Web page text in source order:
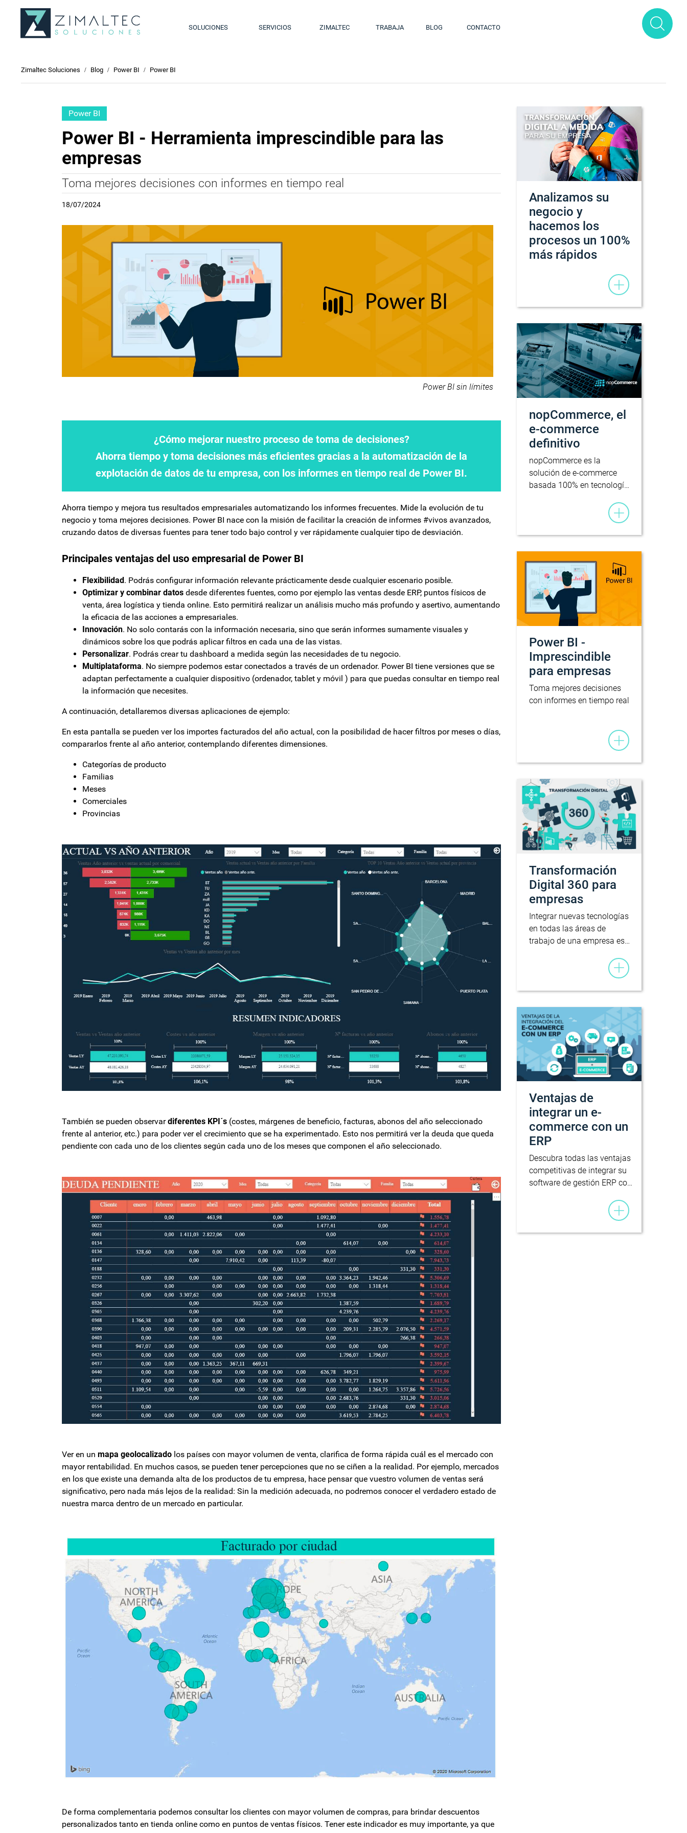
SOLUCIONES SERVICIOS ZIMALTEC TRABAJA BLOG CONTACTO
Zimaltec Soluciones Blog Power BI Power BI
Power BI
Power BI - Herramienta imprescindible para las
empresas
Toma mejores decisiones con informes en tiempo real
18/07/2024
Power BI sin límites
¿Cómo mejorar nuestro proceso de toma de decisiones?
Ahorra tiempo y toma decisiones más eficientes gracias a la automatización de la
explotación de datos de tu empresa, con los informes en tiempo real de Power BI.
Ahorra tiempo y mejora tus resultados empresariales automatizando los informes frecuentes. Mide la evolución de tu
negocio y toma mejores decisiones. Power BI nace con la misión de facilitar la creación de informes #vivos avanzados,
cruzando datos de diversas fuentes para tener todo bajo control y ver rápidamente cualquier tipo de desviación.
Principales ventajas del uso empresarial de Power BI
Flexibilidad. Podrás configurar información relevante prácticamente desde cualquier escenario posible.
Optimizar y combinar datos desde diferentes fuentes, como por ejemplo las ventas desde ERP, puntos físicos de
venta, área logística y tienda online. Esto permitirá realizar un análisis mucho más profundo y asertivo, aumentando
la eficacia de las acciones a empresariales.
Innovación. No solo contarás con la información necesaria, sino que serán informes sumamente visuales y
dinámicos sobre los que podrás aplicar filtros en cada una de las vistas.
Personalizar. Podrás crear tu dashboard a medida según las necesidades de tu negocio.
Multiplataforma. No siempre podemos estar conectados a través de un ordenador. Power BI tiene versiones que se
adaptan perfectamente a cualquier dispositivo (ordenador, tablet y móvil ) para que puedas consultar en tiempo real
la información que necesites.
A continuación, detallaremos diversas aplicaciones de ejemplo:
En esta pantalla se pueden ver los importes facturados del año actual, con la posibilidad de hacer filtros por meses o días,
compararlos frente al año anterior, contemplando diferentes dimensiones.
Categorías de producto
Familias
Meses
Comerciales
Provincias
También se pueden observardiferentes KPI´s (costes, márgenes de beneficio, facturas, abonos del año seleccionado
frente al anterior, etc.) para poder ver el crecimiento que se ha experimentado. Esto nos permitirá ver la deuda que queda
pendiente con cada uno de los clientes según cada uno de los meses que componen el año seleccionado.
Ver en unmapa geolocalizado los países con mayor volumen de venta, clarifica de forma rápida cuál es el mercado con
mayor rentabilidad. En muchos casos, se pueden tener percepciones que no se ciñen a la realidad. Por ejemplo, mercados
en los que existe una demanda alta de los productos de tu empresa, hace pensar que vuestro volumen de ventas será
significativo, pero nada más lejos de la realidad: Sin la medición adecuada, no podremos conocer el verdadero estado de
nuestra marca dentro de un mercado en particular.
De forma complementaria podemos consultar los clientes con mayor volumen de compras, para brindar descuentos
personalizados tanto en tienda online como en puntos de ventas físicos. Tener este indicador es muy importante, ya que
Analizamos su
negocio y
hacemos los
procesos un 100%
más rápidos
nopCommerce, el
e-commerce
definitivo
nopCommerce es la
solución de e-commerce
basada 100% en tecnologí…
Power BI -
Imprescindible
para empresas
Toma mejores decisiones
con informes en tiempo real
Transformación
Digital 360 para
empresas
Integrar nuevas tecnologías
en todas las áreas de
trabajo de una empresa es…
Ventajas de
integrar un e-
commerce con un
ERP
Descubra todas las ventajas
competitivas de integrar su
software de gestión ERP co…